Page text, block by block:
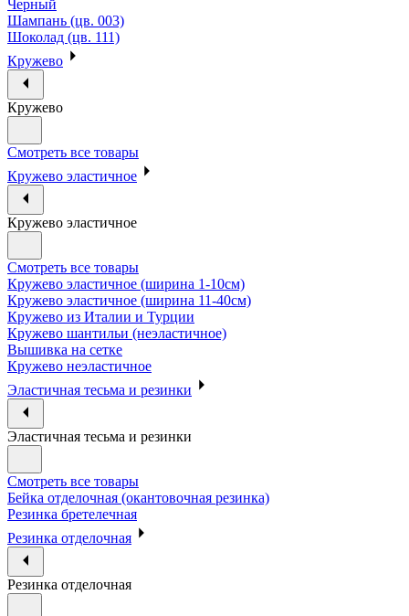
Черный
Шампань (цв. 003)
Шоколад (цв. 111)
Кружево
Кружево
Смотреть все товары
Кружево эластичное
Кружево эластичное
Смотреть все товары
Кружево эластичное (ширина 1-10см)
Кружево эластичное (ширина 11-40см)
Кружево из Италии и Турции
Кружево шантильи (неэластичное)
Вышивка на сетке
Кружево неэластичное
Эластичная тесьма и резинки
Эластичная тесьма и резинки
Смотреть все товары
Бейка отделочная (окантовочная резинка)
Резинка бретелечная
Резинка отделочная
Резинка отделочная